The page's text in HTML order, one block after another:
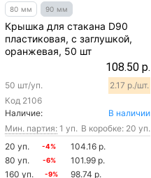
80 мм 90 мм
Крышка для стакана D90
пластиковая, с заглушкой,
оранжевая, 50 шт
108.50 р.
Код 2106
50 шт/уп. 2.17 р./шт.
Наличие:
В наличии
Мин. партия: 1 уп. В коробке: 20 уп.
20 уп.
-4%
104.16 р.
80 уп.
-6%
101.99 р.
160 уп.
-9%
98.74 р.